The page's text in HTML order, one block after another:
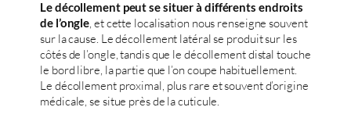
Le décollement peut se situer à différents endroits
de l’ongle, et cette localisation nous renseigne souvent
sur la cause. Le décollement latéral se produit sur les
côtés de l’ongle, tandis que le décollement distal touche
le bord libre, la partie que l’on coupe habituellement.
Le décollement proximal, plus rare et souvent d’origine
médicale, se situe près de la cuticule.